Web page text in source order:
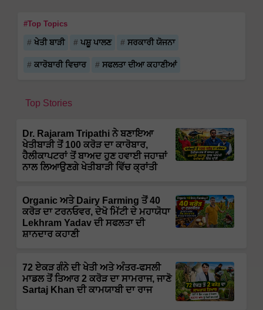
#Top Topics
ਖੇਤੀ ਬਾੜੀ ਪਸ਼ੂ ਪਾਲਣ ਸਰਕਾਰੀ ਯੋਜਨਾ
ਕਾਰੋਬਾਰੀ ਵਿਚਾਰ ਸਫਲਤਾ ਦੀਆ ਕਹਾਣੀਆਂ
Top Stories
Dr. Rajaram Tripathi ਨੇ ਬਣਾਇਆ
ਖੇਤੀਬਾੜੀ ਤੋਂ 100 ਕਰੋੜ ਦਾ ਕਾਰੋਬਾਰ,
ਹੈਲੀਕਾਪਟਰਾਂ ਤੋਂ ਬਾਅਦ ਹੁਣ ਹਵਾਈ ਜਹਾਜ਼ਾਂ
ਨਾਲ ਲਿਆਉਣਗੇ ਖੇਤੀਬਾੜੀ ਵਿੱਚ ਕ੍ਰਾਂਤੀ
Organic ਅਤੇ Dairy Farming ਤੋਂ 40
ਕਰੋੜ ਦਾ ਟਰਨਓਵਰ, ਦੇਖੋ ਮਿੱਟੀ ਦੇ ਮਹਾਯੋਧਾ
Lekhram Yadav ਦੀ ਸਫਲਤਾ ਦੀ
ਸ਼ਾਨਦਾਰ ਕਹਾਣੀ
72 ਏਕੜ ਗੰਨੇ ਦੀ ਖੇਤੀ ਅਤੇ ਅੰਤਰ-ਫਸਲੀ
ਮਾਡਲ ਤੋਂ ਤਿਆਰ 2 ਕਰੋੜ ਦਾ ਸਾਮਰਾਜ, ਜਾਣੋ
Sartaj Khan ਦੀ ਕਾਮਯਾਬੀ ਦਾ ਰਾਜ